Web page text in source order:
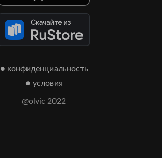
● конфиденциальность
● условия
@olvic 2022